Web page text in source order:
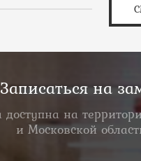
Записаться на
доступна на
и Московской